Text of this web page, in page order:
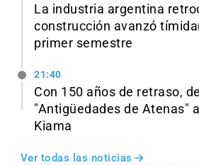
La industria argentina
construcción avanzó
primer semestre
21:40
Con 150 años de retraso,
"Antigüedades de Atenas"
Kiama
Ver todas las noticias